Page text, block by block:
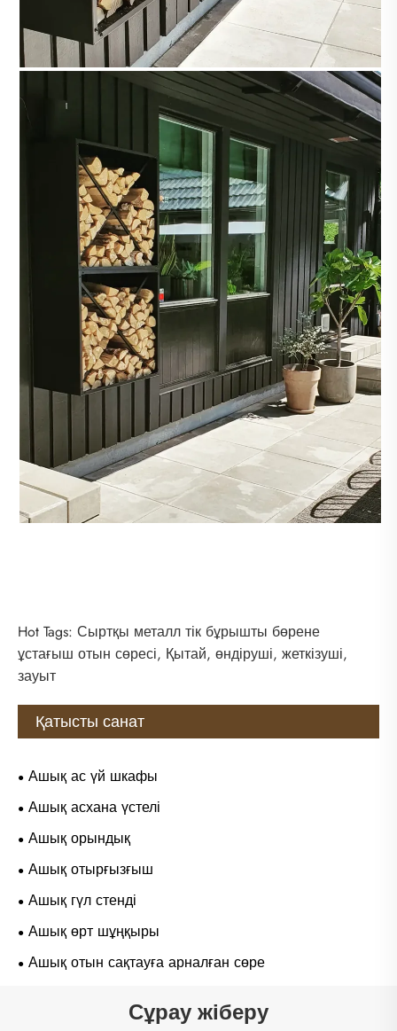
Hot Tags: Сыртқы металл тік бұрышты бөрене
ұстағыш отын сөресі, Қытай, өндіруші, жеткізуші,
зауыт
Қатысты санат
Ашық ас үй шкафы
Ашық асхана үстелі
Ашық орындық
Ашық отырғызғыш
Ашық гүл стенді
Ашық өрт шұңқыры
Ашық отын сақтауға арналған сөре
Сұрау жіберу